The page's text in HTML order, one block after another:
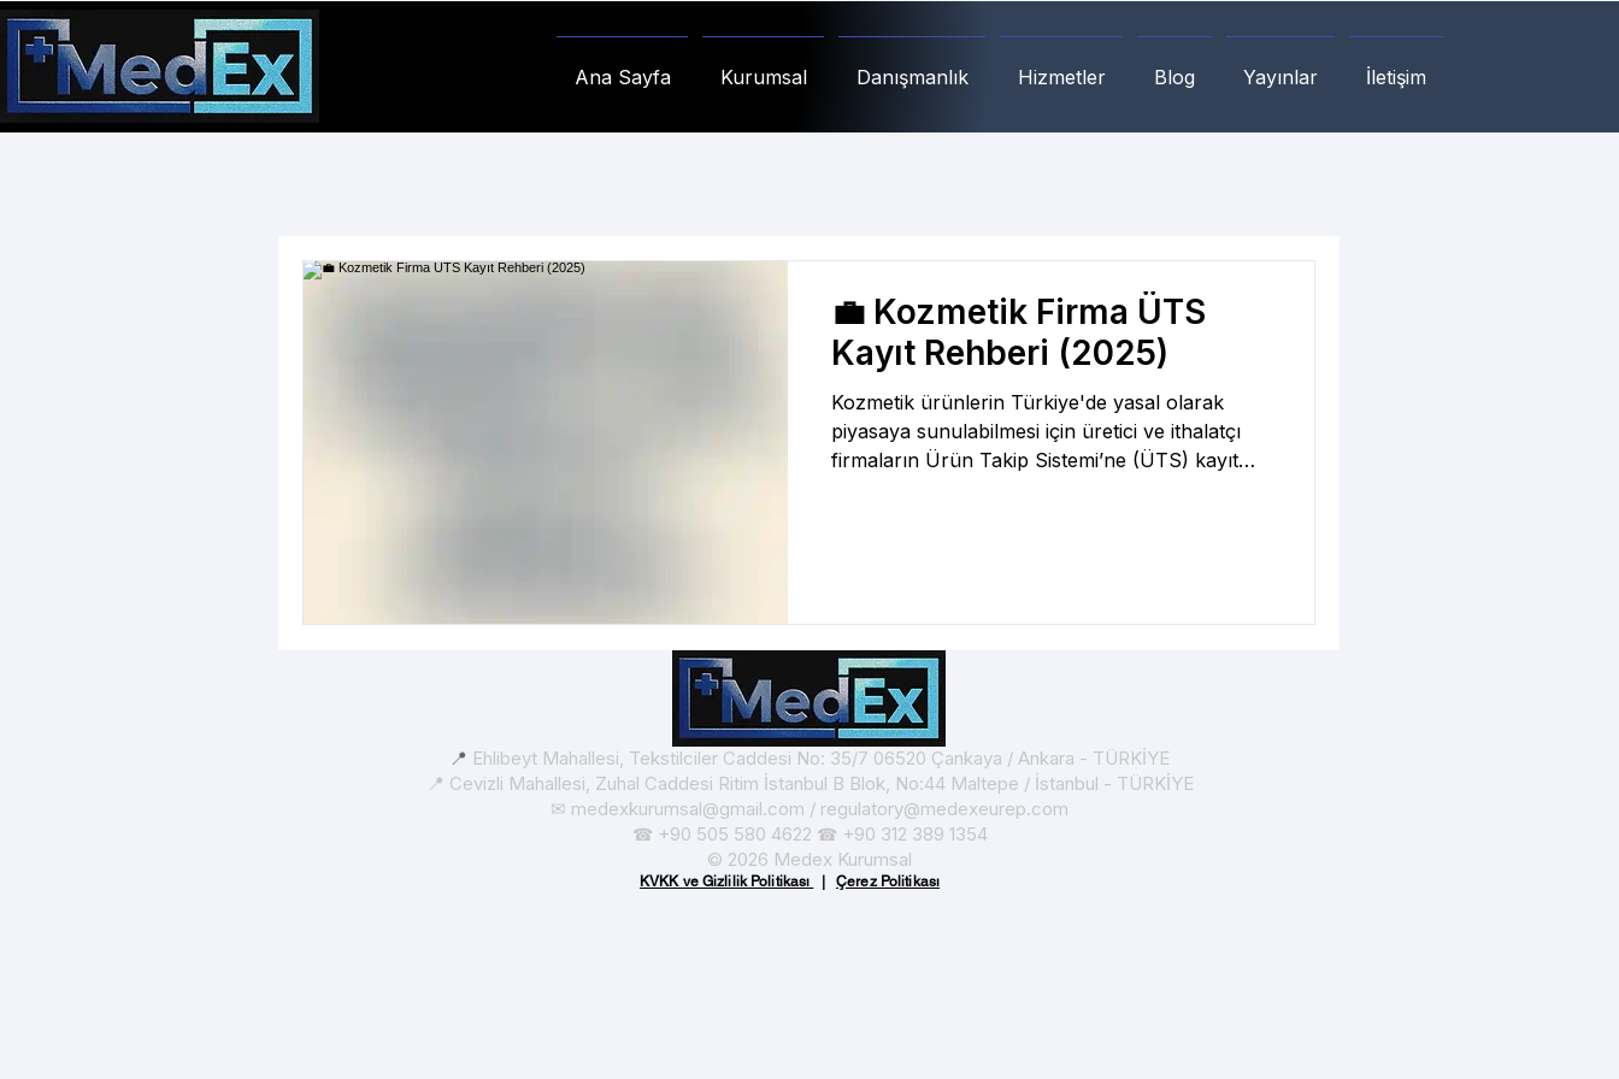
Ana Sayfa Kurumsal Danışmanlık Hizmetler Blog Yayınlar İletişim
💼 Kozmetik Firma ÜTS
Kayıt Rehberi (2025)
Kozmetik ürünlerin Türkiye'de yasal olarak
piyasaya sunulabilmesi için üretici ve ithalatçı
firmaların Ürün Takip Sistemi’ne (ÜTS) kayıt
detaylı olarak açıklanmıştır.
📍 Ehlibeyt Mahallesi, Tekstilciler Caddesi No: 35/7 06520 Çankaya / Ankara - TÜRKİYE
📍 Cevizli Mahallesi, Zuhal Caddesi Ritim İstanbul B Blok, No:44 Maltepe / İstanbul - TÜRKİYE
✉ medexkurumsal@gmail.com / regulatory@medexeurep.com
☎ +90 505 580 4622 ☎ +90 312 389 1354
© 2026 Medex Kurumsal
KVKK ve Gizlilik Politikası |Çerez Politikası